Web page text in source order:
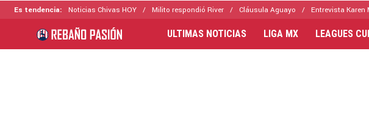
Es tendencia: Noticias Chivas HOY Milito respondió River Cláusula Aguayo Entrevista Karen
ULTIMAS NOTICIAS LIGA MX LEAGUES